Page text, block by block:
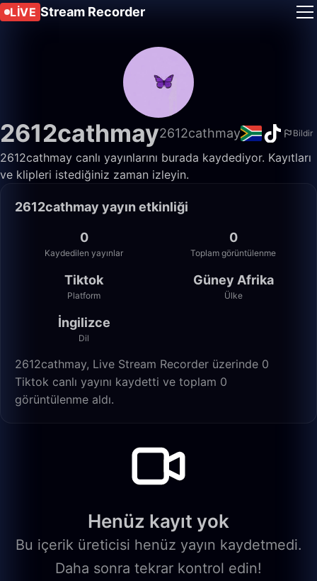
LIVE Stream Recorder
2612cathmay2612cathmay Bildir
2612cathmay canlı yayınlarını burada kaydediyor. Kayıtları
ve klipleri istediğiniz zaman izleyin.
2612cathmay yayın etkinliği
0
Kaydedilen yayınlar
0
Toplam görüntülenme
Tiktok
Platform
Güney Afrika
Ülke
İngilizce
Dil
2612cathmay, Live Stream Recorder üzerinde 0
Tiktok canlı yayını kaydetti ve toplam 0
görüntülenme aldı.
Henüz kayıt yok
Bu içerik üreticisi henüz yayın kaydetmedi.
Daha sonra tekrar kontrol edin!